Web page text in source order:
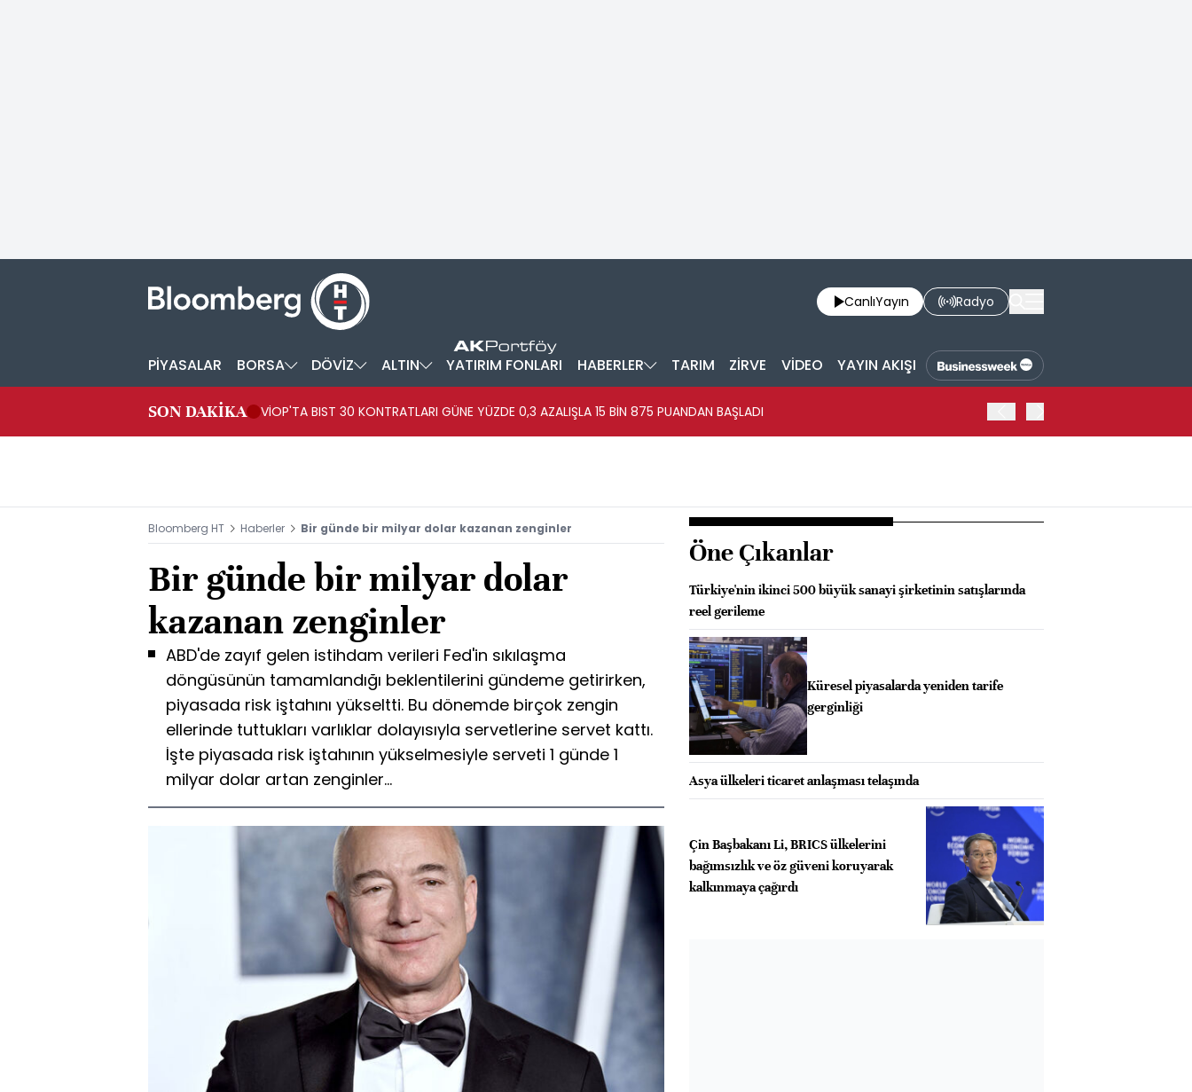
CanlıYayın Radyo
PİYASALAR BORSA DÖVİZ ALTIN YATIRIM FONLARI HABERLER TARIM ZİRVE VİDEO YAYIN AKIŞI
SON DAKİKA VİOP'TA BIST 30 KONTRATLARI GÜNE YÜZDE 0,3 AZALIŞLA 15 BİN 875 PUANDAN BAŞLADI
Bloomberg HT Haberler Bir günde bir milyar dolar kazanan zenginler
Bir günde bir milyar dolar
kazanan zenginler
ABD'de zayıf gelen istihdam verileri Fed'in sıkılaşma
döngüsünün tamamlandığı beklentilerini gündeme getirirken,
piyasada risk iştahını yükseltti. Bu dönemde birçok zengin
ellerinde tuttukları varlıklar dolayısıyla servetlerine servet kattı.
İşte piyasada risk iştahının yükselmesiyle serveti 1 günde 1
milyar dolar artan zenginler...
Öne Çıkanlar
Türkiye'nin ikinci 500 büyük sanayi şirketinin satışlarında
reel gerileme
Küresel piyasalarda yeniden tarife
gerginliği
Asya ülkeleri ticaret anlaşması telaşında
Çin Başbakanı Li, BRICS ülkelerini
bağımsızlık ve öz güveni koruyarak
kalkınmaya çağırdı